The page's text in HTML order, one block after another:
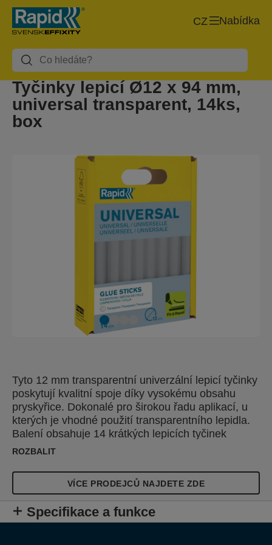
Nabídka
CZ
Tyčinky lepicí Ø12 x 94 mm,
universal transparent, 14ks,
box
Tyto 12 mm transparentní univerzální lepicí tyčinky
poskytují kvalitní spoje díky vysokému obsahu
pryskyřice. Dokonalé pro širokou řadu aplikací, u
kterých je vhodné použití transparentního lepidla.
Balení obsahuje 14 krátkých lepicích tyčinek
dokonale vh
ROZBALIT
VÍCE PRODEJCŮ NAJDETE ZDE
Specifikace a funkce